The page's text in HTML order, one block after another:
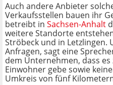
Auch andere Anbieter
Verkaufsstellen bauen ihr
betreibt in Sachsen-Anhalt
weitere Standorte
Ströbeck und in Letzlingen.
Anfragen, sagt eine
dem Unternehmen, dass es
Einwohner gebe sowie
Umkreis von fünf